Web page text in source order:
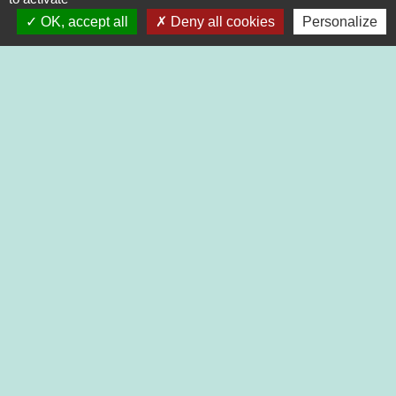
Mercredi de 14h00 à 18h00
Vendredi de 14h00 à 17h30
OK, accept all
Deny all cookies Personalize